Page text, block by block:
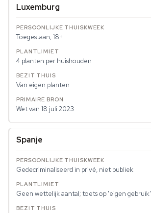
Luxemburg
Toegestaan, 18+
4 planten per huishouden
Van eigen planten
Wet van 18 juli 2023
Spanje
Gedecriminaliseerd in privé, niet publiek
Geen wettelijk aantal; toets op 'eigen gebruik'